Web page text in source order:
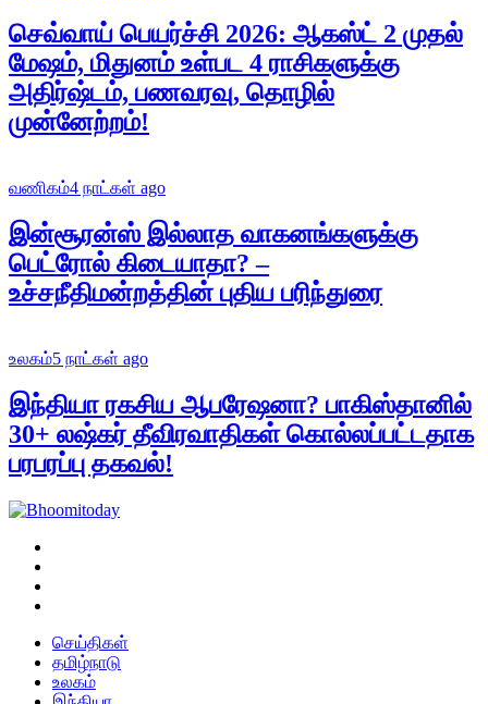
செவ்வாய் பெயர்ச்சி 2026: ஆகஸ்ட் 2 முதல்
மேஷம், மிதுனம் உள்பட 4 ராசிகளுக்கு
அதிர்ஷ்டம், பணவரவு, தொழில்
முன்னேற்றம்!
வணிகம்4 நாட்கள் ago
இன்சூரன்ஸ் இல்லாத வாகனங்களுக்கு
பெட்ரோல் கிடையாதா? –
உச்சநீதிமன்றத்தின் புதிய பரிந்துரை
உலகம்5 நாட்கள் ago
இந்தியா ரகசிய ஆபரேஷனா? பாகிஸ்தானில்
30+ லஷ்கர் தீவிரவாதிகள் கொல்லப்பட்டதாக
பரபரப்பு தகவல்!
செய்திகள்
தமிழ்நாடு
உலகம்